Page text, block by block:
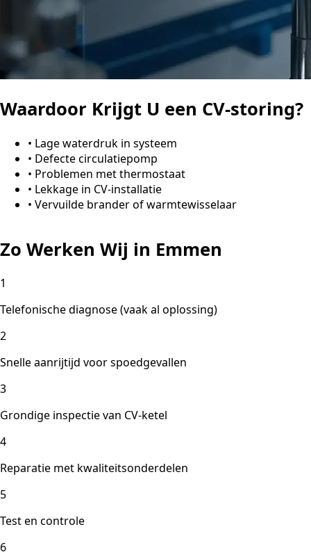
Waardoor Krijgt U een CV-storing?
• Lage waterdruk in systeem
• Defecte circulatiepomp
• Problemen met thermostaat
• Lekkage in CV-installatie
• Vervuilde brander of warmtewisselaar
Zo Werken Wij in Emmen
1
Telefonische diagnose (vaak al oplossing)
2
Snelle aanrijtijd voor spoedgevallen
3
Grondige inspectie van CV-ketel
4
Reparatie met kwaliteitsonderdelen
5
Test en controle
6